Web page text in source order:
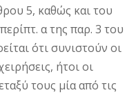
5, καθώς και του
α της παρ. 3 του
ότι συνιστούν οι
ήτοι οι
τους μία από τις